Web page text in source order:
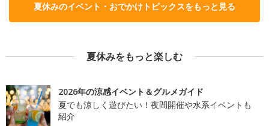
夏休みのイベント・おでかけトピックスをもっと見る
夏休みをもっと楽しむ
2026年の涼感イベント＆グルメガイド
夏でも涼しく遊びたい！夜間開催や水系イベントも
紹介